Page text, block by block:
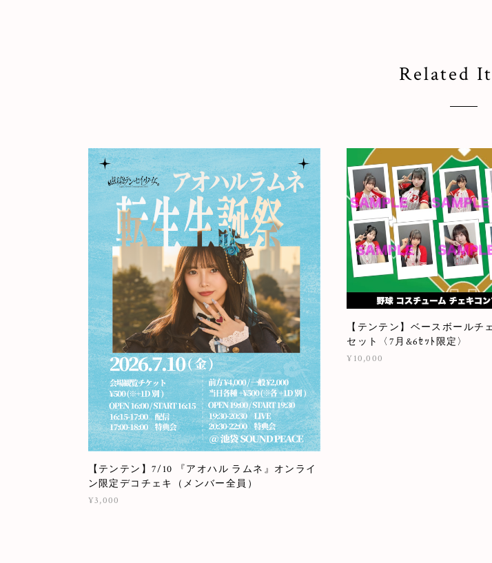
Related
【テンテン】7/10 『アオハル ラムネ』オンライ
ン限定デコチェキ（メンバー全員）
¥3,000
【テンテン】ベースボールチ
セット〈7月&6ｾｯﾄ限定〉
¥10,000